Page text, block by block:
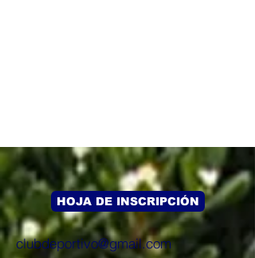
HOJA DE INSCRIPCIÓN
clubdeportivo@gmail.com